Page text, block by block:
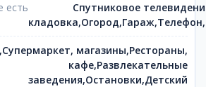
есть
Спутниковое
магазины,Рестораны,
кафе,Развлекательные
заведения,Остановки,Детский